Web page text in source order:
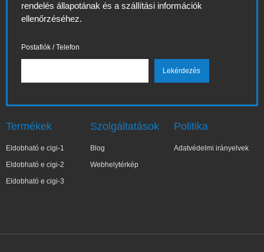
rendelés állapotának és a szállítási információk
ellenőrzéséhez.
Postafiók / Telefon
Termékek
Eldobható e cigi-1
Eldobható e cigi-2
Eldobható e cigi-3
Szolgáltatások
Blog
Webhelytérkép
Politika
Adatvédelmi irányelvek